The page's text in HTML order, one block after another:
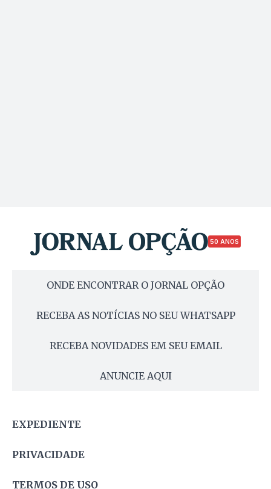
50 ANOS
ONDE ENCONTRAR O JORNAL OPÇÃO
RECEBA AS NOTÍCIAS NO SEU WHATSAPP
RECEBA NOVIDADES EM SEU EMAIL
ANUNCIE AQUI
EXPEDIENTE
PRIVACIDADE
TERMOS DE USO